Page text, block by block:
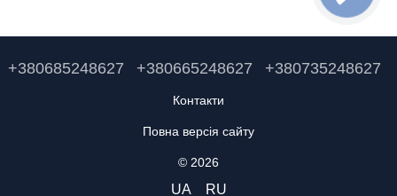
+380685248627 +380665248627 +380735248627
Контакти
Повна версія сайту
© 2026
UA RU